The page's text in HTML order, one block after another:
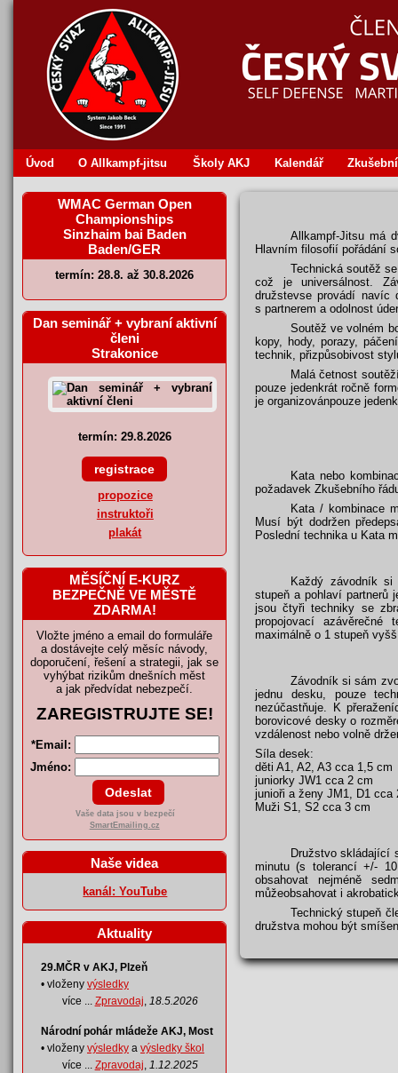
Úvod O Allkampf‐jitsu Školy AKJ Kalendář
Allkampf-Jitsu má
Hlavním filosofií pořádání
Technická soutěž
což je universálnost.
družstevse provádí navíc
s partnerem a odolnost
Soutěž ve volném
kopy, hody, porazy,
technik, přizpůsobivost
Malá četnost
pouze jedenkrát ročně
je organizovánpouze
Kata nebo
požadavek Zkušebního
Kata / kombinace
Musí být dodržen
Poslední technika u Kata
Každý závodník si
stupeň a pohlaví partnerů
jsou čtyři techniky se
propojovací azávěrečné
maximálně o 1 stupeň
Závodník si sám
jednu desku, pouze
nezúčastňuje. K
borovicové desky o
vzdálenost nebo volně
Síla desek:
děti A1, A2, A3 cca 1,5 cm
juniorky JW1 cca 2 cm
junioři a ženy JM1, D1 cca
Muži S1, S2 cca 3 cm
Družstvo skládající
minutu (s tolerancí +/-
obsahovat nejméně
můžeobsahovat i
Technický stupeň
družstva mohou být
WMAC German Open
Championships
Sinzhaim bai Baden
Baden/GER
termín: 28.8. až 30.8.2026
Dan seminář + vybraní aktivní
členi
Strakonice
termín: 29.8.2026
propozice
instruktoři
plakát
MĚSÍČNÍ E-KURZ
BEZPEČNĚ VE MĚSTĚ
ZDARMA!
Vložte jméno a email do formuláře
a dostávejte celý měsíc návody,
doporučení, řešení a strategii, jak se
vyhýbat rizikům dnešních měst
a jak předvídat nebezpečí.
ZAREGISTRUJTE SE!
*Email:
Jméno:
Vaše data jsou v bezpečí
SmartEmailing.cz
Naše videa
kanál: YouTube
Aktuality
29.MČR v AKJ, Plzeň
• vloženy výsledky
více ... Zpravodaj, 18.5.2026
Národní pohár mládeže AKJ, Most
• vloženy výsledky a výsledky škol
více ... Zpravodaj, 1.12.2025